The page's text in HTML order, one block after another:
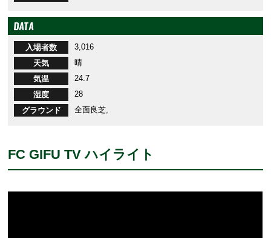
DATA
入場者数
3,016
天気
晴
気温
24.7
湿度
28
グラウンド
全面良芝,
FC GIFU TV ハイライト